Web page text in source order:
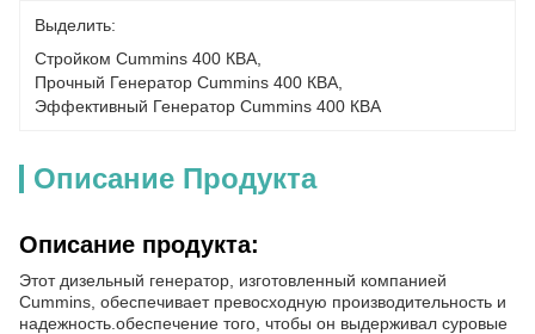
Выделить:
Стройком Cummins 400 КВА
Прочный Генератор Cummins 400 КВА
Эффективный Генератор Cummins 400 КВА
Описание Продукта
Описание продукта:
Этот дизельный генератор, изготовленный компанией
Cummins, обеспечивает превосходную производительность и
надежность.обеспечение того, чтобы он выдерживал суровые